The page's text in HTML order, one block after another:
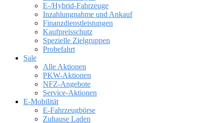
E-/Hybrid-Fahrzeuge
Inzahlungnahme und Ankauf
Finanzdienstleistungen
Kaufpreisschutz
Spezielle Zielgruppen
Probefahrt
Sale
Alle Aktionen
PKW-Aktionen
NFZ-Angebote
Service-Aktionen
E-Mobilität
E-Fahrzeugbörse
Zuhause Laden